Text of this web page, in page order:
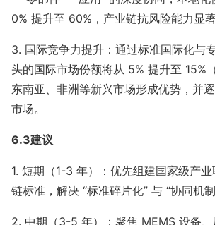
0% 提升至 60%，产业链抗风险能力显著
3. 国际竞争力提升：通过标准国际化与
头的国际市场份额将从 5% 提升至 15%
东南亚、非洲等新兴市场形成优势，并
市场。
6.3建议
1. 短期（1-3 年）：优先组建国家级产
链标准，解决 “标准碎片化” 与 “协同机
2. 中期（3-5 年）：聚焦 MEMS 设备